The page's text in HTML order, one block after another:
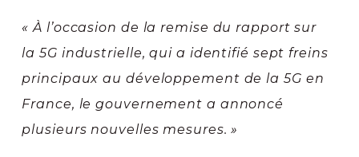
« À l’occasion de la remise du rapport sur
la 5G industrielle, qui a identifié sept freins
principaux au développement de la 5G en
France, le gouvernement a annoncé
plusieurs nouvelles mesures. »